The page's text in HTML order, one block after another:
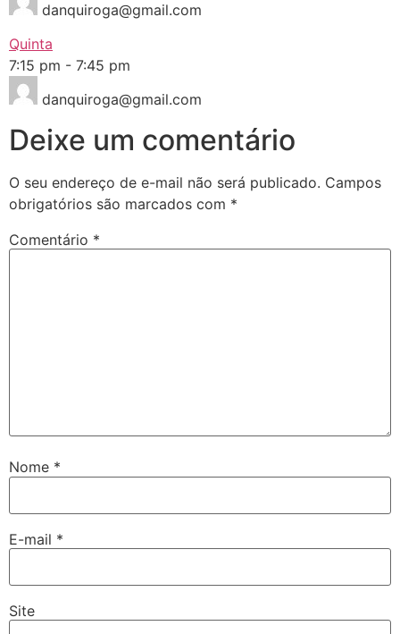
danquiroga@gmail.com
Quinta
7:15 pm - 7:45 pm
danquiroga@gmail.com
Deixe um comentário
O seu endereço de e-mail não será publicado. Campos
obrigatórios são marcados com *
Comentário *
Nome *
E-mail *
Site